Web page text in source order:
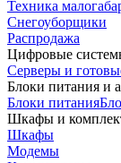
Техника
Снегоуборщики
Распродажа
Цифровые
Серверы и
Блоки питания и
Блоки питания
Шкафы и
Шкафы
Модемы